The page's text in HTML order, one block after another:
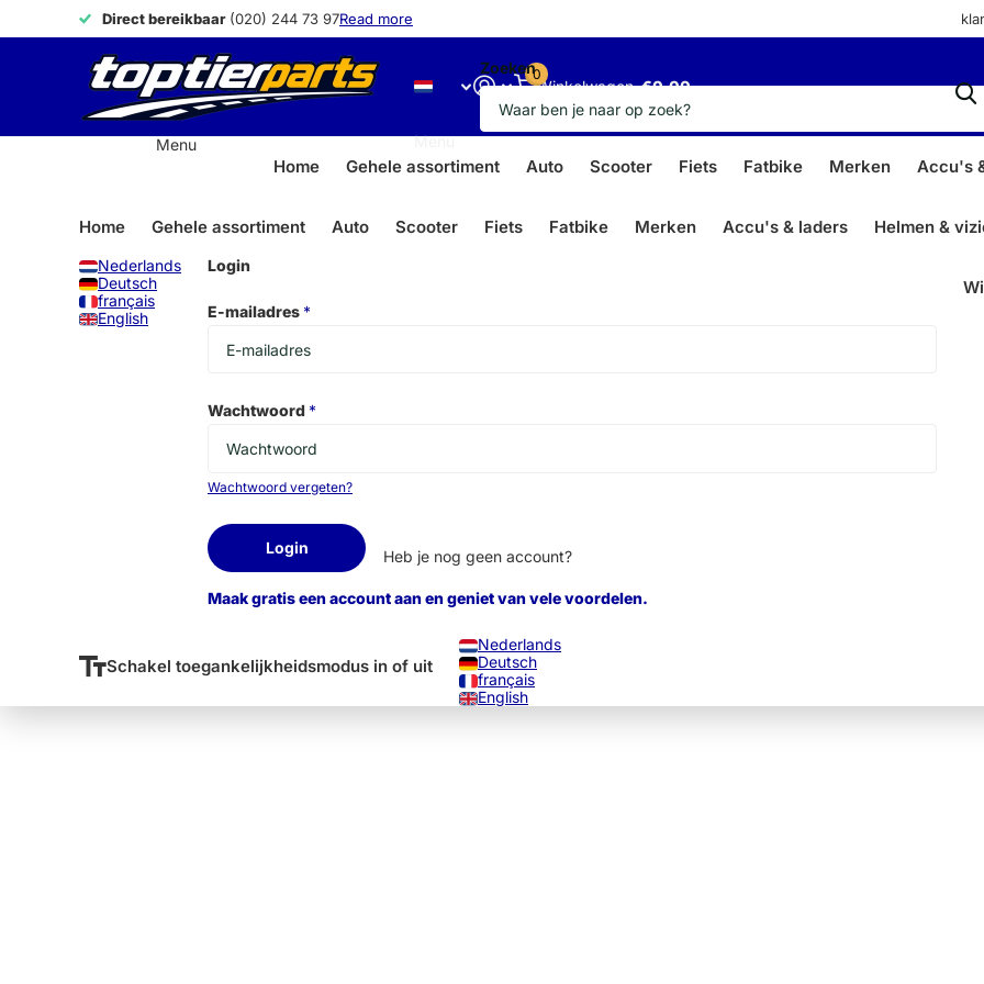
Direct bereikbaar(020) 244 73 97Read more
Direct bereikbaar
Zoeken
Menu
Winkelwagen
0
€0,00
Menu
Home Gehele assortiment Auto Scooter Fiets Fatbike Merken Accu's
Home Gehele assortiment Auto Scooter Fiets Fatbike Merken Accu's & laders Helmen &
Nederlands
Deutsch
français
English
Login
E-mailadres *
Wachtwoord *
Wachtwoord vergeten?
Login Heb je nog geen account?
Maak gratis een account aan en geniet van vele voordelen.
Schakel toegankelijkheidsmodus in of uit
Nederlands
Deutsch
français
English